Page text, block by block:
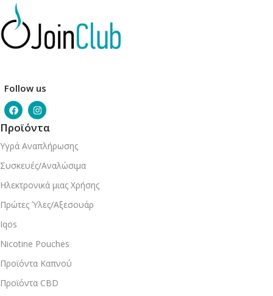
Follow us
Προϊόντα
Υγρά Αναπλήρωσης
Συσκευές/Αναλώσιμα
Ηλεκτρονικά μιας Χρήσης
Πρώτες Ύλες/Αξεσουάρ
Iqos
Nicotine Pouches
Προϊόντα Καπνού
Προϊόντα CBD